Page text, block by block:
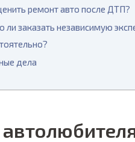
ремонт авто после ДТП?
заказать независимую
дела